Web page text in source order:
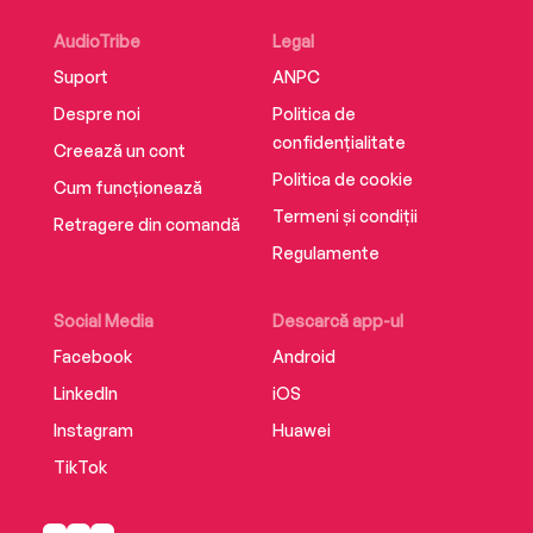
AudioTribe
Suport
Despre noi
Creează un cont
Cum funcționează
Retragere din comandă
Social Media
Facebook
LinkedIn
Instagram
TikTok
Descarcă app-ul
Android
iOS
Huawei
Legal
ANPC
Politica de
confidențialitate
Politica de cookie
Termeni și condiții
Regulamente